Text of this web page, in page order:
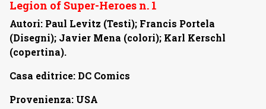
Legion of Super-Heroes n. 1
Autori: Paul Levitz (Testi); Francis Portela
(Disegni); Javier Mena (colori); Karl Kerschl
(copertina).
Casa editrice: DC Comics
Provenienza: USA